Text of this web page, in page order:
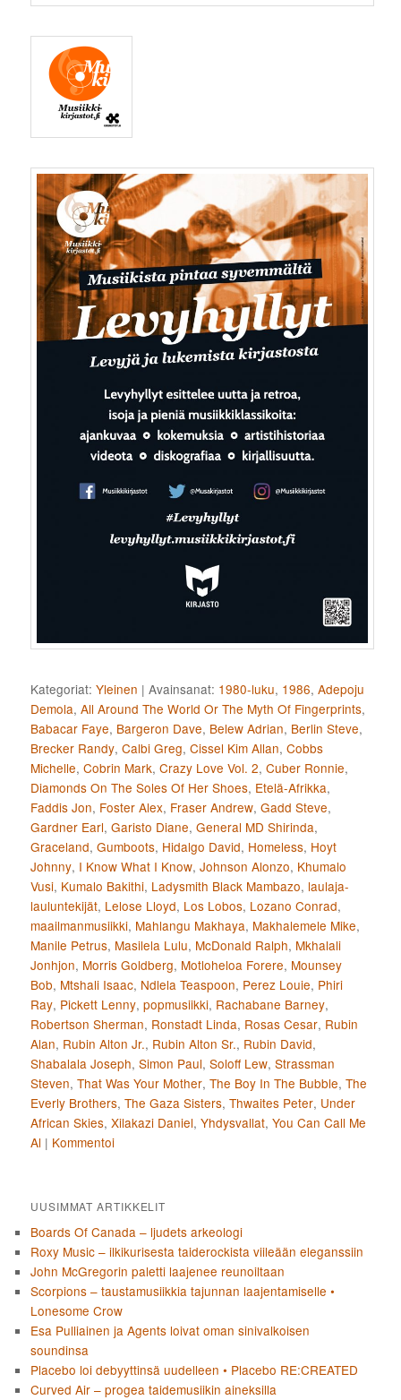
Kategoriat: Yleinen |Avainsanat: 1980-luku, 1986,Adepoju
Demola,All Around The World Or The Myth Of Fingerprints,
Babacar Faye, Bargeron Dave, Belew Adrian, Berlin Steve,
Brecker Randy,Calbi Greg,Cissel Kim Allan,Cobbs
Michelle,Cobrin Mark,Crazy Love Vol. 2,Cuber Ronnie,
Diamonds On The Soles Of Her Shoes, Etelä-Afrikka,
Faddis Jon, Foster Alex, Fraser Andrew,Gadd Steve,
Gardner Earl,Garisto Diane,General MD Shirinda,
Graceland,Gumboots, Hidalgo David, Homeless, Hoyt
Johnny, I Know What I Know,Johnson Alonzo, Khumalo
Vusi, Kumalo Bakithi, Ladysmith Black Mambazo, laulaja-
lauluntekijät, Lelose Lloyd, Los Lobos, Lozano Conrad,
maailmanmusiikki, Mahlangu Makhaya, Makhalemele Mike,
Manile Petrus, Masilela Lulu, McDonald Ralph, Mkhalali
Jonhjon, Morris Goldberg, Motloheloa Forere, Mounsey
Bob, Mtshali Isaac, Ndlela Teaspoon, Perez Louie, Phiri
Ray, Pickett Lenny,popmusiikki, Rachabane Barney,
Robertson Sherman, Ronstadt Linda, Rosas Cesar, Rubin
Alan, Rubin Alton Jr., Rubin Alton Sr., Rubin David,
Shabalala Joseph,Simon Paul,Soloff Lew,Strassman
Steven,That Was Your Mother,The Boy In The Bubble,The
Everly Brothers,The Gaza Sisters,Thwaites Peter, Under
African Skies,Xilakazi Daniel,Yhdysvallat,You Can Call Me
Al | Kommentoi
UUSIMMAT ARTIKKELIT
Boards Of Canada – ljudets arkeologi
Roxy Music – ilkikurisesta taiderockista viileään eleganssiin
John McGregorin paletti laajenee reunoiltaan
Scorpions – taustamusiikkia tajunnan laajentamiselle •
Lonesome Crow
Esa Pulliainen ja Agents loivat oman sinivalkoisen
soundinsa
Placebo loi debyyttinsä uudelleen • Placebo RE:CREATED
Curved Air – progea taidemusiikin aineksilla